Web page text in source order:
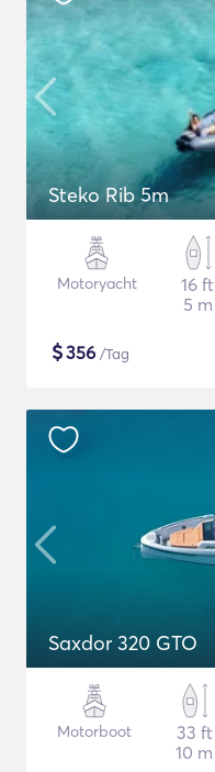
Steko Rib 5m
Motoryacht
16 ft
5 m
$356 /Tag
Saxdor 320 GTO
Motorboot
33 ft
10 m